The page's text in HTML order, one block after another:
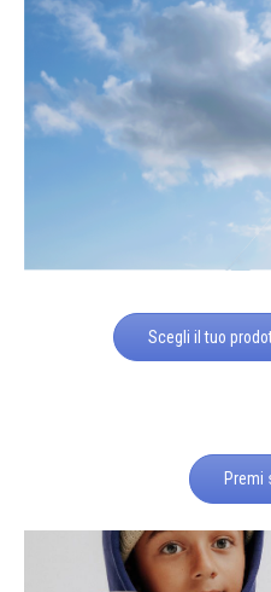
Scegli il tuo
Premi